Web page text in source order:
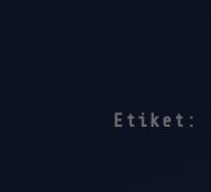
Etiket: